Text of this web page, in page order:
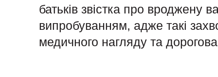
батьків звістка про вроджену
випробуванням, адже такі
медичного нагляду та